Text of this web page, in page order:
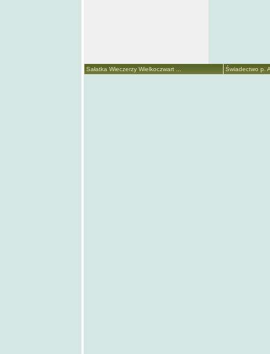
Sałatka Wieczerzy Wielkoczwart ... Świadectwo p.